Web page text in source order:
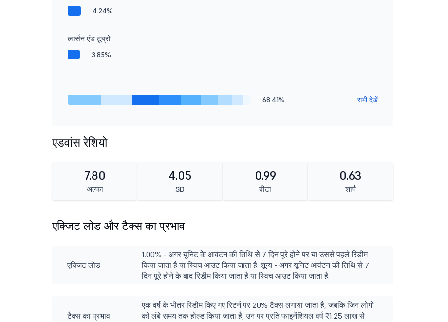
4.24%
लार्सन एंड टूब्रो
3.85%
68.41% सभी देखें
एडवांस रेशियो
7.80
अल्फा
4.05
SD
0.99
बीटा
0.63
शार्प
एक्जिट लोड और टैक्स का प्रभाव
एक्जिट लोड
1.00% - अगर यूनिट के आवंटन की तिथि से 7 दिन पूरे होने पर या उससे पहले रिडीम
किया जाता है या स्विच आउट किया जाता है. शून्य - अगर यूनिट आवंटन की तिथि से 7
दिन पूरे होने के बाद रिडीम किया जाता है या स्विच आउट किया जाता है.
टैक्स का प्रभाव
एक वर्ष के भीतर रिडीम किए गए रिटर्न पर 20% टैक्स लगाया जाता है, जबकि जिन लोगों
को लंबे समय तक होल्ड किया जाता है, उन पर प्रति फाइनेंशियल वर्ष ₹1.25 लाख से